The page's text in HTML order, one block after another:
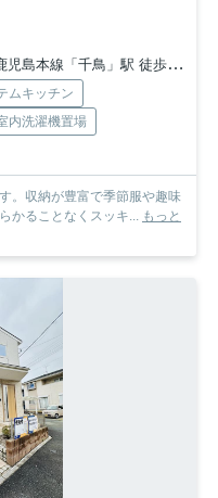
児島本線「千鳥」駅 徒歩22分
ムキッチン
内洗濯機置場
。収納が豊富で季節服や趣味
かることなくスッキ... もっと